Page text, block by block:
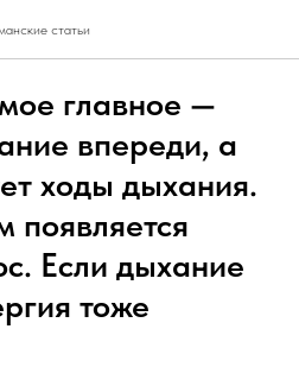
статьи
главное —
впереди, а
ходы дыхания.
появляется
Если дыхание
тоже